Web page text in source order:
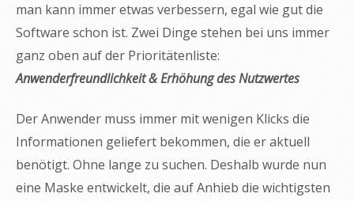
man kann immer etwas verbessern, egal wie gut die
Software schon ist. Zwei Dinge stehen bei uns immer
ganz oben auf der Prioritätenliste:
Anwenderfreundlichkeit & Erhöhung des Nutzwertes
Der Anwender muss immer mit wenigen Klicks die
Informationen geliefert bekommen, die er aktuell
benötigt. Ohne lange zu suchen. Deshalb wurde nun
eine Maske entwickelt, die auf Anhieb die wichtigsten